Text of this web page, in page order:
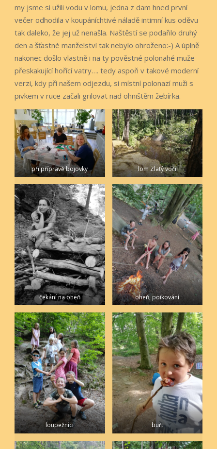
my jsme si užili vodu v lomu, jedna z dam hned první
večer odhodila v koupáníchtivé náladě intimní kus oděvu
tak daleko, že jej už nenašla. Naštěstí se podařilo druhý
den a šťastné manželství tak nebylo ohroženo:-) A úplně
nakonec došlo vlastně i na ty pověstné polonahé muže
přeskakující hořící vatry…. tedy aspoň v takové moderní
verzi, kdy při našem odjezdu, si místní polonazí muži s
pivkem v ruce začali grilovat nad ohništěm žebírka.
při přípravě bojovky lom Zlatý voči
čekání na oheň oheň, poikování
loupežníci buřt